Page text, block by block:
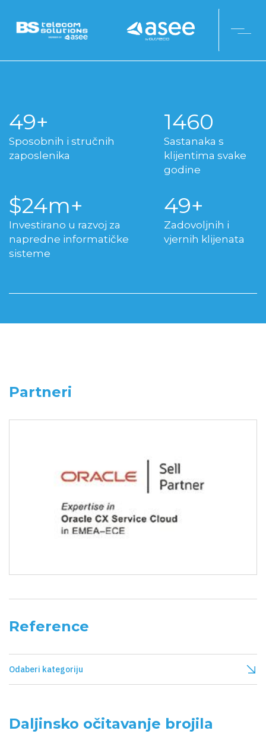
50
Sposobnih i stručnih
zaposlenika
1500
Sastanaka s
klijentima svake
godine
25
Investirano u razvoj za
napredne informatičke
sisteme
50
Zadovoljnih i
vjernih klijenata
Partneri
Reference
Odaberi kategoriju
Daljinsko očitavanje brojila